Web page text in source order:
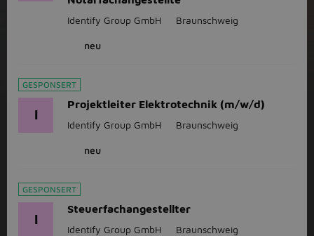
Identify Group GmbH Braunschweig
neu
GESPONSERT
I
Projektleiter Elektrotechnik (m/w/d)
Identify Group GmbH Braunschweig
neu
GESPONSERT
I
Steuerfachangestellter
Identify Group GmbH Braunschweig